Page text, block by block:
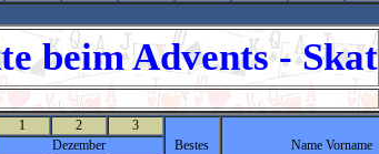
beim Advents - Skat
1 2
3
Bestes
Name Vorname
Dezember